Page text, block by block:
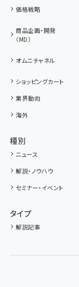
価格戦略
商品企画・開発
（MD）
オムニチャネル
ショッピングカート
業界動向
海外
種別
ニュース
解説・ノウハウ
セミナー・イベント
タイプ
解説記事